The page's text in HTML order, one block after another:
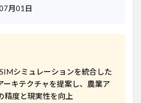
月01日
シミュレーションを統合した
ーキテクチャを提案し、農業ア
精度と現実性を向上